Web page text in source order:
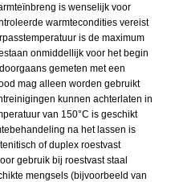
is wenselijk voor
warmtecondities vereist
is de maximum
onmiddellijk voor het begin
gemeten met een
mag alleen worden gebruikt
kunnen achterlaten in
van 150°C is geschikt
na het lassen is
of duplex roestvast
gebruik bij roestvast staal
mengsels (bijvoorbeeld van